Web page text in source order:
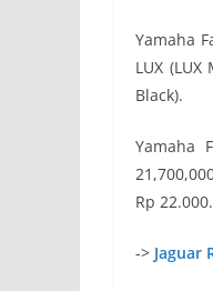
Yamaha
LUX
Black).
Yamaha
Rp
-> Jaguar